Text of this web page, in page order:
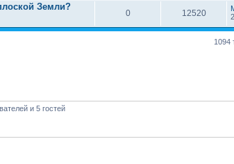
Земли?
0 12520
1094
и 5 гостей